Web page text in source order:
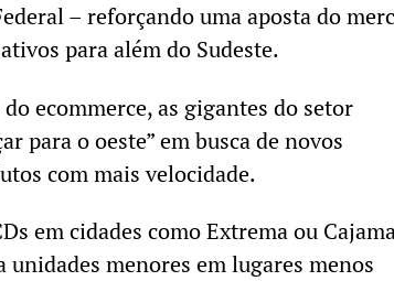
– reforçando uma aposta do
para além do Sudeste.
ecommerce, as gigantes do setor
para o oeste” em busca de novos
com mais velocidade.
em cidades como Extrema ou
menores em lugares menos